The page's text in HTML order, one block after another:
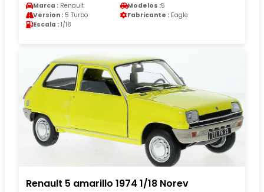
Marca : Renault Modelos :5
Version : 5 Turbo Fabricante : Eagle
Escala : 1/18
Renault 5 amarillo 1974 1/18 Norev